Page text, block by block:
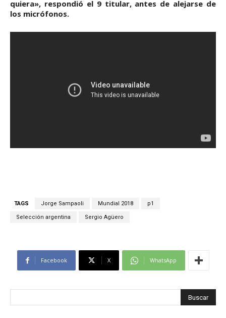
quiera», respondió el 9 titular, antes de alejarse de
los micrófonos.
TAGS Jorge Sampaoli Mundial 2018 p1
Selección argentina Sergio Agüero
Facebook X WhatsApp